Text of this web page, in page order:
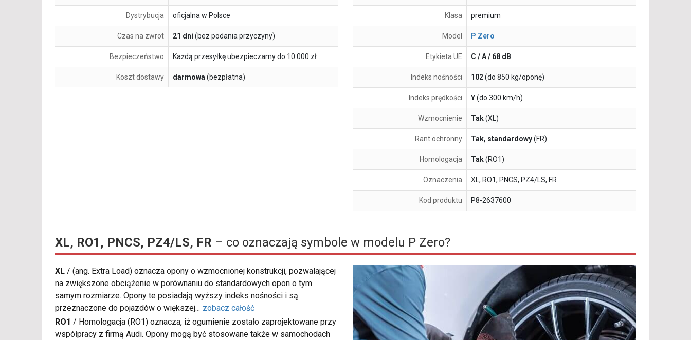
Dystrybucja oficjalna w Polsce
Czas na zwrot 21 dni (bez podania przyczyny)
Bezpieczeństwo Każdą przesyłkę ubezpieczamy do 10 000 zł
Koszt dostawy darmowa(bezpłatna)
Klasa premium
Model P Zero
Etykieta UE C / A / 68 dB
Indeks nośności 102(do 850 kg/oponę)
Indeks prędkości Y(do 300 km/h)
Wzmocnienie Tak(XL)
Rant ochronny Tak, standardowy(FR)
Homologacja Tak(RO1)
Oznaczenia XL, RO1, PNCS, PZ4/LS, FR
Kod produktu P8-2637600
XL, RO1, PNCS, PZ4/LS, FR – co oznaczają symbole w modelu P Zero?
XL / (ang. Extra Load) oznacza opony o wzmocnionej konstrukcji, pozwalającej
na zwiększone obciążenie w porównaniu do standardowych opon o tym
samym rozmiarze. Opony te posiadają wyższy indeks nośności i są
przeznaczone do pojazdów o większej... zobacz całość
RO1 / Homologacja (RO1) oznacza, iż ogumienie zostało zaprojektowane przy
współpracy z firmą Audi. Opony mogą być stosowane także w samochodach